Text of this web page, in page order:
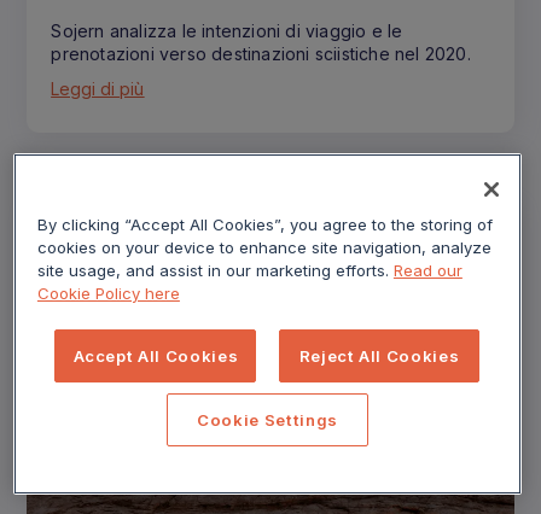
Sojern analizza le intenzioni di viaggio e le
prenotazioni verso destinazioni sciistiche nel 2020.
Leggi di più
By clicking “Accept All Cookies”, you agree to the storing of
cookies on your device to enhance site navigation, analyze
site usage, and assist in our marketing efforts. Read our
Cookie Policy here
Accept All Cookies Reject All Cookies
Cookie Settings